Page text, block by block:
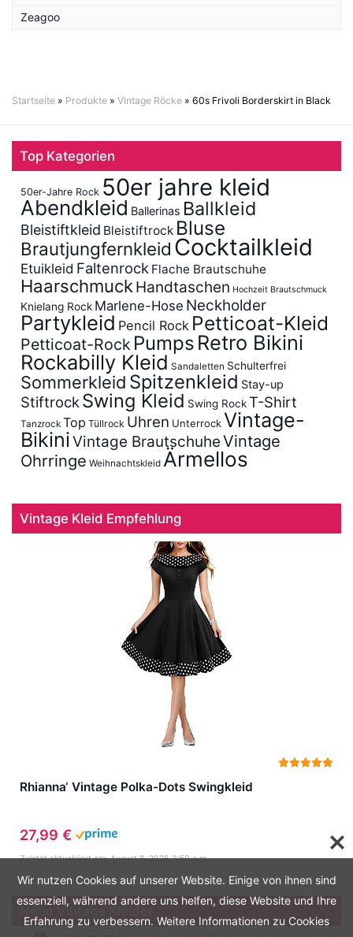
Zeagoo
Startseite » Produkte » Vintage Röcke » 60s Frivoli Borderskirt in Black
Top Kategorien
50er-Jahre Rock 50er jahre kleid
Abendkleid Ballerinas Ballkleid
Bleistiftkleid Bleistiftrock Bluse
Brautjungfernkleid Cocktailkleid
Etuikleid Faltenrock Flache Brautschuhe
Haarschmuck Handtaschen Hochzeit Brautschmuck
Knielang Rock Marlene-Hose Neckholder
Partykleid Pencil Rock Petticoat-Kleid
Petticoat-Rock Pumps Retro Bikini
Rockabilly Kleid Sandaletten Schulterfrei
Sommerkleid Spitzenkleid Stay-up
Stiftrock Swing Kleid Swing RockT-Shirt
Tanzrock Top Tüllrock Uhren UnterrockVintage-
BikiniVintage BrautschuheVintage
Ohrringe Weihnachtskleid Ärmellos
Vintage Kleid Empfehlung
Rhianna‘ Vintage Polka-Dots Swingkleid
27,99 €
Zuletzt aktualisiert am: August 8, 2026 3:59 a.m.
Neue Vintage Kleider
Wir nutzen Cookies auf unserer Website. Einige von ihnen sind
essenziell, während andere uns helfen, diese Website und Ihre
Erfahrung zu verbessern. Weitere Informationen zu Cookies